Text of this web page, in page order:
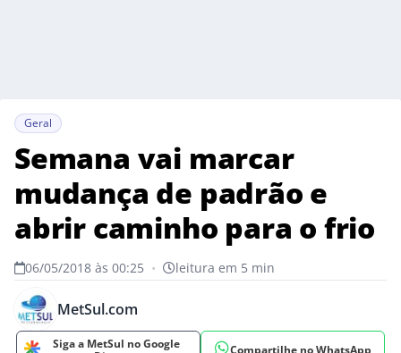
Geral
Semana vai marcar
mudança de padrão e
abrir caminho para o frio
06/05/2018 às 00:25 • leitura em 5 min
MetSul.com
Siga a MetSul no Google
Compartilhe no WhatsApp